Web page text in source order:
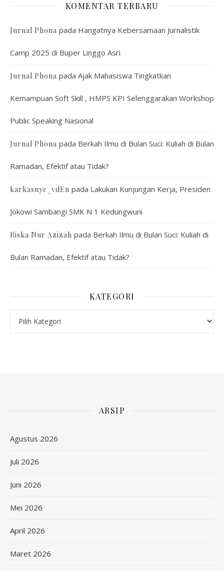
KOMENTAR TERBARU
Jurnal Phona pada Hangatnya Kebersamaan Jurnalistik
Camp 2025 di Buper Linggo Asri
Jurnal Phona pada Ajak Mahasiswa Tingkatkan
Kemampuan Soft Skill , HMPS KPI Selenggarakan Workshop
Public Speaking Nasional
Jurnal Phona pada Berkah Ilmu di Bulan Suci: Kuliah di Bulan
Ramadan, Efektif atau Tidak?
karkasnye_vdEn pada Lakukan Kunjungan Kerja, Presiden
Jokowi Sambangi SMK N 1 Kedungwuni
Riska Nur Azizah pada Berkah Ilmu di Bulan Suci: Kuliah di
Bulan Ramadan, Efektif atau Tidak?
KATEGORI
ARSIP
Agustus 2026
Juli 2026
Juni 2026
Mei 2026
April 2026
Maret 2026